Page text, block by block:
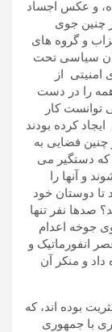
و عکس اجساد
چنین جوی
و گروه های
سیاسی تحت
امنیتی از
را در دست
کار
کرده بودند
چنین فضایی به
دستگیر می
و آنها را
دوستان خود
صدها نفر تنها
جوخه اعدام
انفورماتیک و
داد و منکر آن
بوده اند، که
با جمهوری